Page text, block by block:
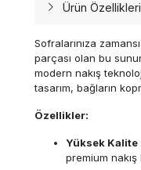
Ürün Özellikleri
Sofralarınıza
parçası olan bu
modern nakış
tasarım, bağların
Özellikler:
Yüksek Kalite
premium nakış